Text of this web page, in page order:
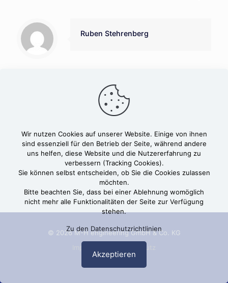
Ruben Stehrenberg
© 2026 M-H engineering GmbH & Co. KG
Wir nutzen Cookies auf unserer Website. Einige von ihnen
sind essenziell für den Betrieb der Seite, während andere
uns helfen, diese Website und die Nutzererfahrung zu
verbessern (Tracking Cookies).
Sie können selbst entscheiden, ob Sie die Cookies zulassen
möchten.
Bitte beachten Sie, dass bei einer Ablehnung womöglich
nicht mehr alle Funktionalitäten der Seite zur Verfügung
stehen.
Zu den Datenschutzrichtlinien
Akzeptieren